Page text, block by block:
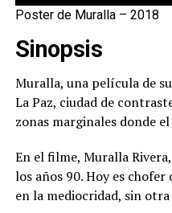
Poster de Muralla – 2018
Sinopsis
Muralla, una película de
La Paz, ciudad de
zonas marginales donde
En el filme, Muralla
los años 90. Hoy es
en la mediocridad, sin